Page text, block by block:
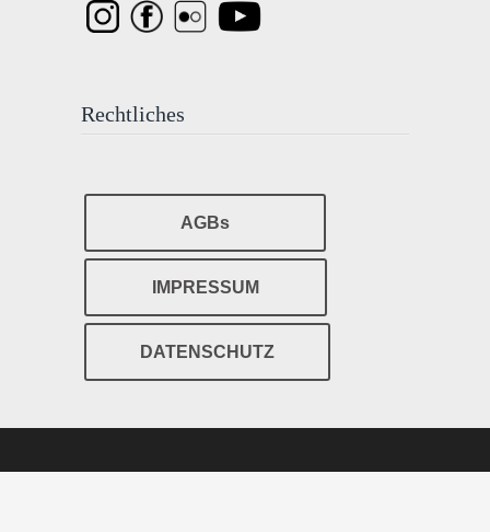
Rechtliches
AGBs
IMPRESSUM
DATENSCHUTZ